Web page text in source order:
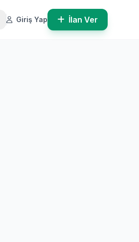
Giriş Yap İlan Ver